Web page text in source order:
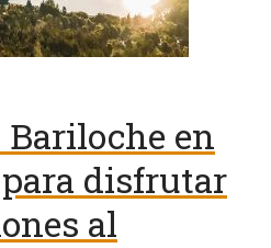
Bariloche en
disfrutar
al